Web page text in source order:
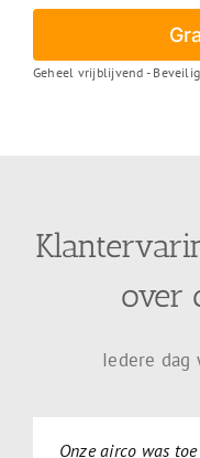
Geheel vrijblijvend -
over
Iedere dag
Onze airco was